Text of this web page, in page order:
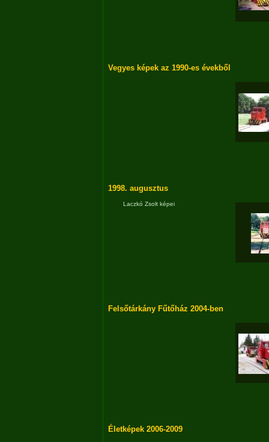
Vegyes képek az 1990-es évekből
1998. augusztus
Laczkó Zsolt képei
Felsőtárkány Fűtőház 2004-ben
Életképek 2006-2009